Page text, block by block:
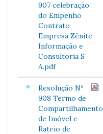
907 celebração
do Empenho
Contrato
Empresa Zênite
Informação e
Consultoria S
A.pdf
Resolução Nº
908 Termo de
Compartilhamento
de Imóvel e
Rateio de